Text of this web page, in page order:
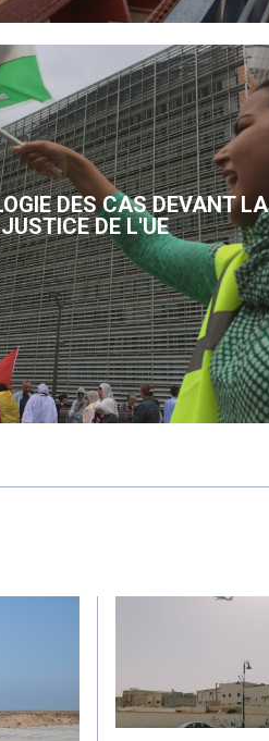
DES CAS DEVANT LA
JUSTICE DE L'UE